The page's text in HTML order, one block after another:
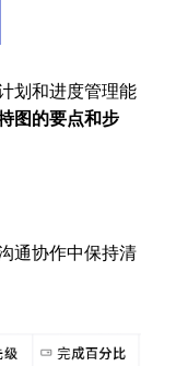
划和进度管理能
图的要点和步
通协作中保持清